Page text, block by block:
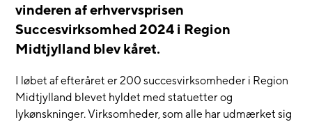
vinderen af erhvervsprisen
Succesvirksomhed 2024 i Region
Midtjylland blev kåret.
I løbet af efteråret er 200 succesvirksomheder i Region
Midtjylland blevet hyldet med statuetter og
lykønskninger. Virksomheder, som alle har udmærket sig